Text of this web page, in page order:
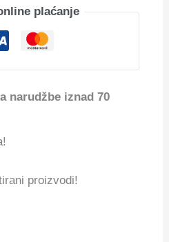
plaćanje
narudžbe iznad 70
proizvodi!